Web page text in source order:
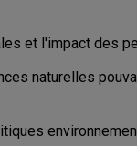
et l'impact des
naturelles